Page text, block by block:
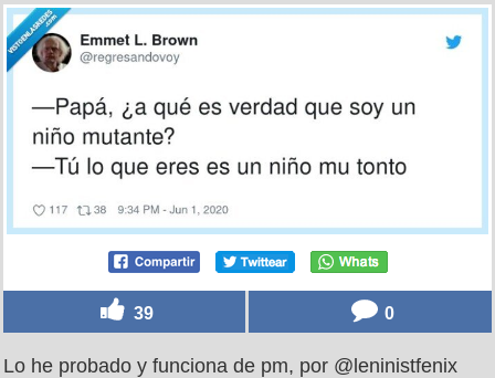
39 0
Lo he probado y funciona de pm, por @leninistfenix